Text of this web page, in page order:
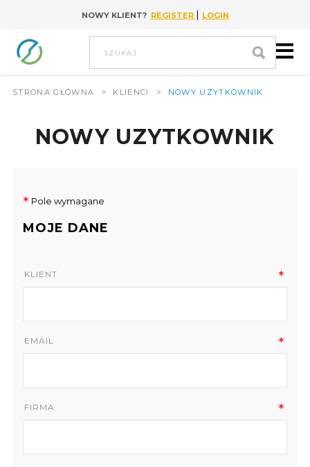
Go to contentNOWY KLIENT? REGISTER | LOGIN
szukaj
STRONA GŁÓWNA > KLIENCI > NOWY UZYTKOWNIK
NOWY UZYTKOWNIK
* Pole wymagane
MOJE DANE
KLIENT
EMAIL
FIRMA